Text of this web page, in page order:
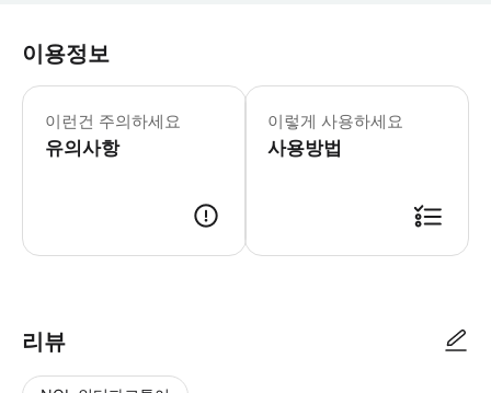
이용정보
이런건 주의하세요
유의사항
이렇게 사용하세요
사용방법
리뷰